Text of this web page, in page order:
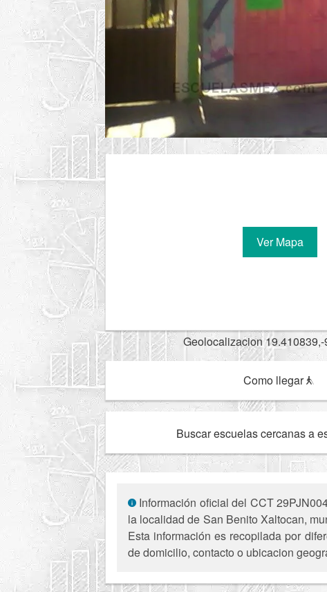
Ver Mapa
Geolocalizacion
Como llegar
Buscar escuelas cercanas a
Información oficial del CCT
la localidad de San Benito Xaltocan,
Esta información es recopilada por
de domicilio, contacto o ubicacion